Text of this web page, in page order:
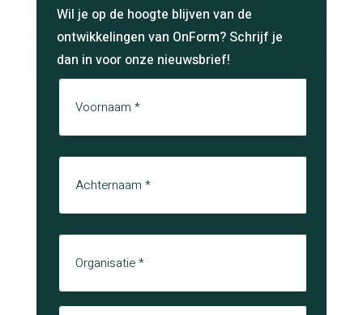
Wil je op de hoogte blijven van de
ontwikkelingen van OnForm? Schrijf je
dan in voor onze nieuwsbrief!
Naam
Voornaam
Achternaam
Organisatie
E-mail